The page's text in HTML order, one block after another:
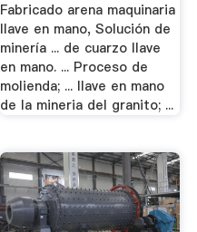
Fabricado arena maquinaria
llave en mano, Solución de
minería ... de cuarzo llave
en mano. ... Proceso de
molienda; ... llave en mano
de la mineria del granito; ...